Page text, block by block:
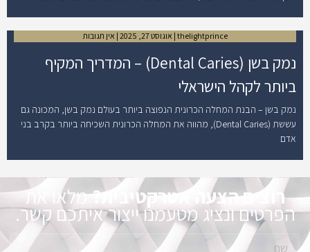
נמק בשן (Dental Caries) – המדריך המקיף
ביותר לקהל הישראלי
thelightprince אוגוסט 27, 2025 אין תגובות
נמק בשן – הבנת המחלה הכרונית הנפוצה ביותר בעולם נמק בשן, המכונה גם
עששת (Dental Caries), מהווה את המחלה הכרונית השכיחה ביותר בקרב בני
אדם
רוצים הצעה אטרקטיבית?מלאו את
הפרטים ונציג מטעמנו ייצור איתכם קשר.